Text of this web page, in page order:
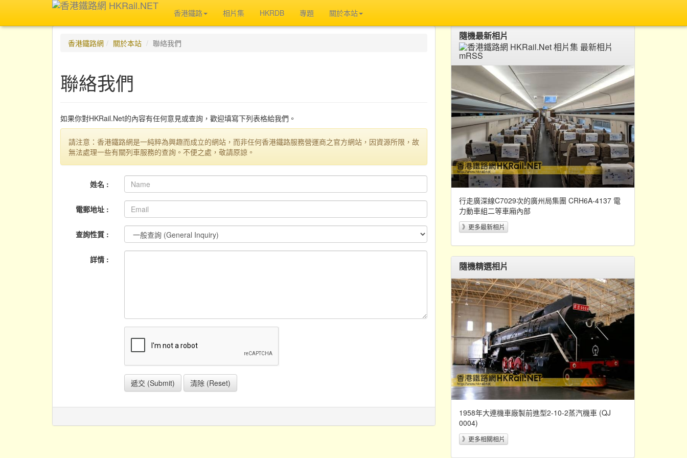
香港鐵路 相片集 HKRDB 專題 關於本站
香港鐵路網 關於本站 聯絡我們
聯絡我們
如果你對HKRail.Net的內容有任何意見或查詢，歡迎填寫下列表格給我們。
請注意：香港鐵路網是一純粹為興趣而成立的網站，而非任何香港鐵路服務營運商之官方網站，因資源所限，故
無法處理一些有關列車服務的查詢。不便之處，敬請原諒。
姓名 :
電郵地址 :
查詢性質 :
詳情 :
隨機最新相片
行走廣深線C7029次的廣州局集團 CRH6A-4137 電
力動車組二等車廂內部
》更多最新相片
隨機精選相片
1958年大連機車廠製前進型2-10-2蒸汽機車 (QJ
0004)
》更多相關相片